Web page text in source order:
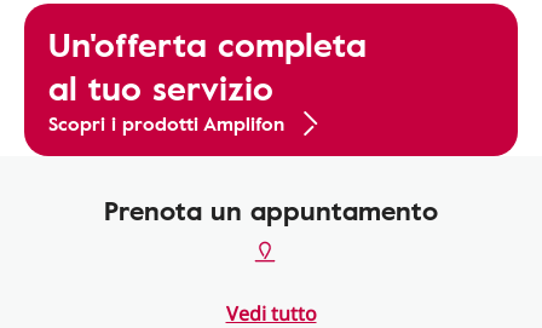
Un'offerta completa
al tuo servizio
Scopri i prodotti Amplifon
Prenota un appuntamento
Vedi tutto